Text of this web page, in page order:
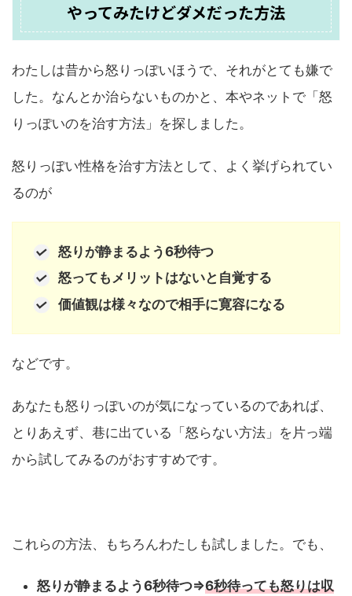
やってみたけどダメだった方法
わたしは昔から怒りっぽいほうで、それがとても嫌で
した。なんとか治らないものかと、本やネットで「怒
りっぽいのを治す方法」を探しました。
怒りっぽい性格を治す方法として、よく挙げられてい
るのが
怒りが静まるよう6秒待つ
怒ってもメリットはないと自覚する
価値観は様々なので相手に寛容になる
などです。
あなたも怒りっぽいのが気になっているのであれば、
とりあえず、巷に出ている「怒らない方法」を片っ端
から試してみるのがおすすめです。
これらの方法、もちろんわたしも試しました。でも、
怒りが静まるよう6秒待つ⇒6秒待っても怒りは収